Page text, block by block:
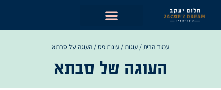
עמוד הבית/ עוגות/ עוגות פס/ העוגה של סבתא
העוגה של סבתא